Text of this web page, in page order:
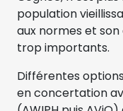
population
aux normes et
trop importants.
Différentes
en concertation